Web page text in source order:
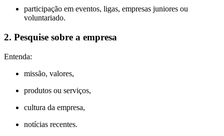
participação em eventos, ligas, empresas juniores ou
voluntariado.
2. Pesquise sobre a empresa
Entenda:
missão, valores,
produtos ou serviços,
cultura da empresa,
notícias recentes.